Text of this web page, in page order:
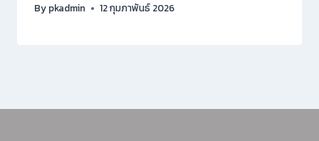
By pkadmin 12 กุมภาพันธ์ 2026